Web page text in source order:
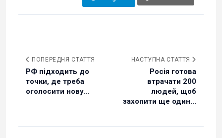
ПОПЕРЕДНЯ СТАТТЯ
РФ підходить до
точки, де треба
оголосити нову...
НАСТУПНА СТАТТЯ
Росія готова
втрачати 200
людей, щоб
захопити ще один...